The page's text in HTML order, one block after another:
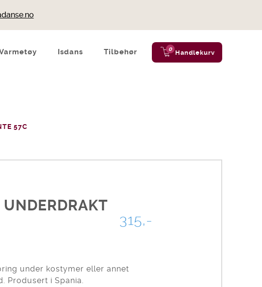
Isdans Tilbehør 0 Handlekurv
57C
315,-
under kostymer eller annet
Produsert i Spania.